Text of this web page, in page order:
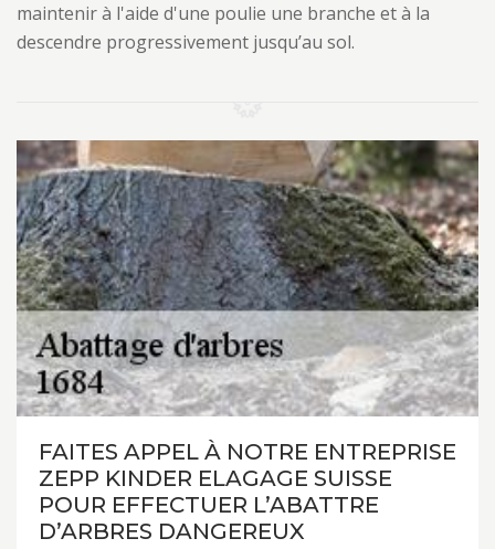
maintenir à l'aide d'une poulie une branche et à la
descendre progressivement jusqu’au sol.
FAITES APPEL À NOTRE ENTREPRISE
ZEPP KINDER ELAGAGE SUISSE
POUR EFFECTUER L’ABATTRE
D’ARBRES DANGEREUX